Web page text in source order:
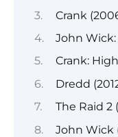
Crank
John Wick:
Crank:
Dredd
The Raid 2
John Wick